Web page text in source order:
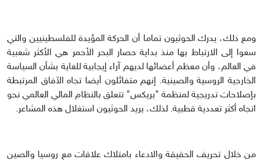
ومع ذلك، يدرك الحوثيون تماما أن الحركة المؤيدة للفلسطينيين والتي
سعوا إلى الارتباط بها منذ بداية حصار البحر الأحمر هي الأكثر شعبية
في العالم، وأن معظم أعضائها لديهم آراء إيجابية للغاية بشأن السياسة
الخارجية الروسية والصينية. إنهم متفائلون أيضا تجاه الآفاق المرتبطة
بإصلاحات تدريجية لمنظمة "بريكس" تتعلق بالنظام المالي العالمي نحو
اتجاه أكثر تعددية قطبية. لذلك، يريد الحوثيون استغلال هذه المشاعر.
من خلال تحريف الحقيقة والادعاء بامتلاك علاقات مع روسيا والصين